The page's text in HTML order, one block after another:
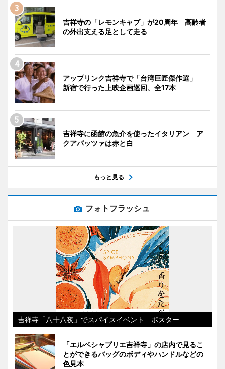
吉祥寺の「レモンキャブ」が20周年 高齢者
の外出支える足として走る
アップリンク吉祥寺で「台湾巨匠傑作選」
新宿で行った上映企画巡回、全17本
吉祥寺に函館の魚介を使ったイタリアン ア
クアパッツァは赤と白
もっと見る
フォトフラッシュ
吉祥寺「八十八夜」でスパイスイベント ポスター
「エルベシャプリエ吉祥寺」の店内で見るこ
とができるバッグのボディやハンドルなどの
色見本